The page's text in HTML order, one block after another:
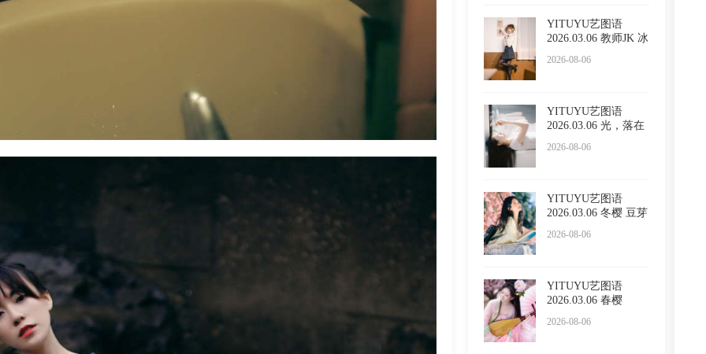
YITUYU艺图语
2026.03.06 教师JK 冰
2026-08-06
YITUYU艺图语
2026.03.06 光，落在
2026-08-06
YITUYU艺图语
2026.03.06 冬樱 豆芽
2026-08-06
YITUYU艺图语
2026.03.06 春樱
2026-08-06